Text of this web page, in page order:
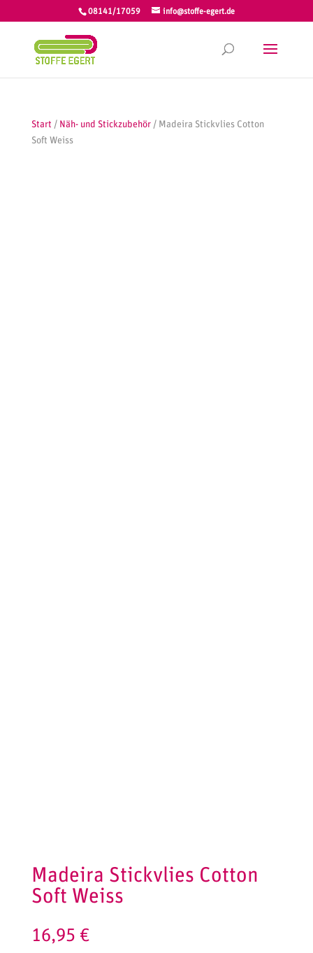
08141/17059 info@stoffe-egert.de
Start / Näh- und Stickzubehör/ Madeira Stickvlies Cotton
Soft Weiss
Madeira Stickvlies Cotton
Soft Weiss
16,95 €